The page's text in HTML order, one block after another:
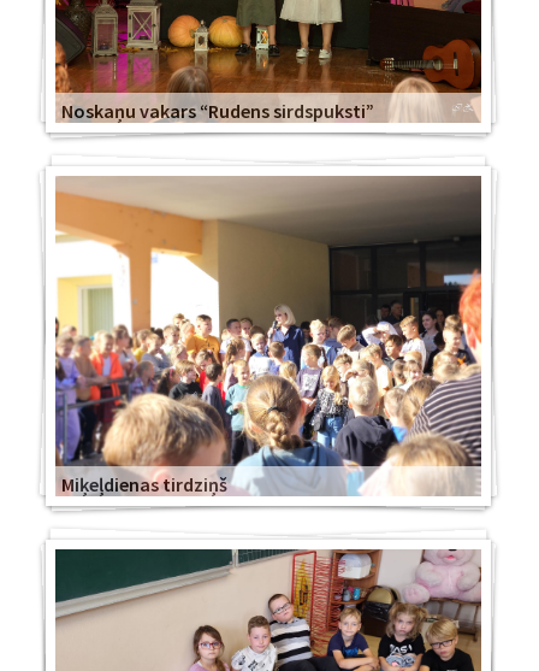
Noskaņu vakars “Rudens sirdspuksti”
Miķeļdienas tirdziņš